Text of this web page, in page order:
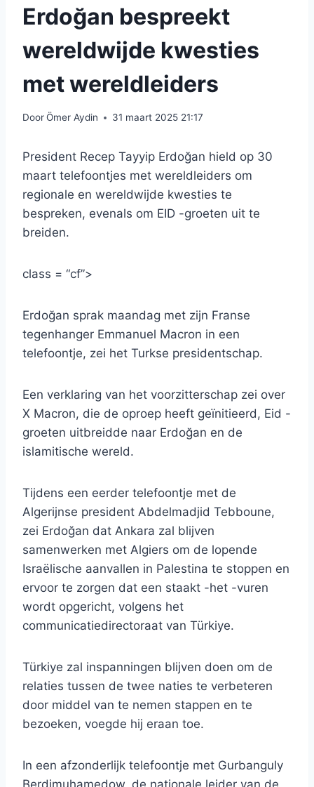
Erdoğan bespreekt
wereldwijde kwesties
met wereldleiders
DoorÖmer Aydin 31 maart 2025 21:17
President Recep Tayyip Erdoğan hield op 30
maart telefoontjes met wereldleiders om
regionale en wereldwijde kwesties te
bespreken, evenals om EID -groeten uit te
breiden.
class = “cf”>
Erdoğan sprak maandag met zijn Franse
tegenhanger Emmanuel Macron in een
telefoontje, zei het Turkse presidentschap.
Een verklaring van het voorzitterschap zei over
X Macron, die de oproep heeft geïnitieerd, Eid -
groeten uitbreidde naar Erdoğan en de
islamitische wereld.
Tijdens een eerder telefoontje met de
Algerijnse president Abdelmadjid Tebboune,
zei Erdoğan dat Ankara zal blijven
samenwerken met Algiers om de lopende
Israëlische aanvallen in Palestina te stoppen en
ervoor te zorgen dat een staakt -het -vuren
wordt opgericht, volgens het
communicatiedirectoraat van Türkiye.
Türkiye zal inspanningen blijven doen om de
relaties tussen de twee naties te verbeteren
door middel van te nemen stappen en te
bezoeken, voegde hij eraan toe.
In een afzonderlijk telefoontje met Gurbanguly